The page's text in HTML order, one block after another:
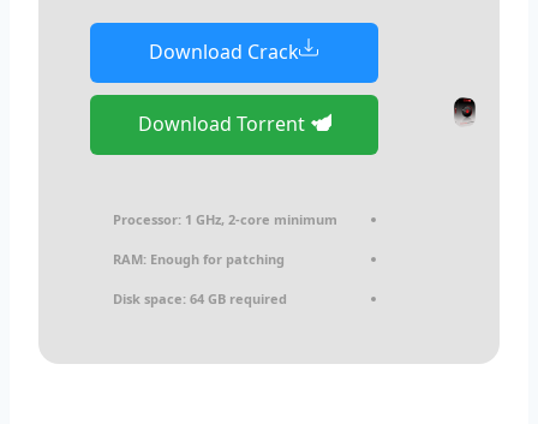
Download Crack
Download Torrent
Processor: 1 GHz, 2-core minimum
RAM: Enough for patching
Disk space: 64 GB required